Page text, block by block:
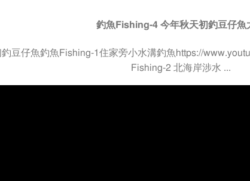
釣魚Fishing-4 今年秋天初釣豆仔魚
豆仔魚釣魚Fishing-1住家旁小水溝釣魚https://
Fishing-2 北海岸涉水 ...